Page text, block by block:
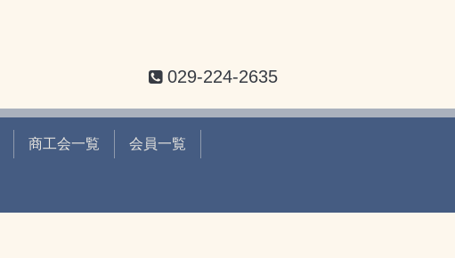
029-224-2635
商工会一覧 会員一覧